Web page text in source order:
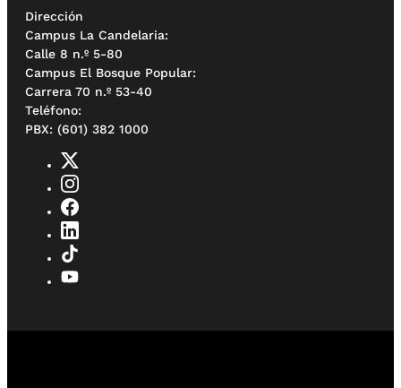
Dirección
Campus La Candelaria:
Calle 8 n.º 5-80
Campus El Bosque Popular:
Carrera 70 n.º 53-40
Teléfono:
PBX: (601) 382 1000